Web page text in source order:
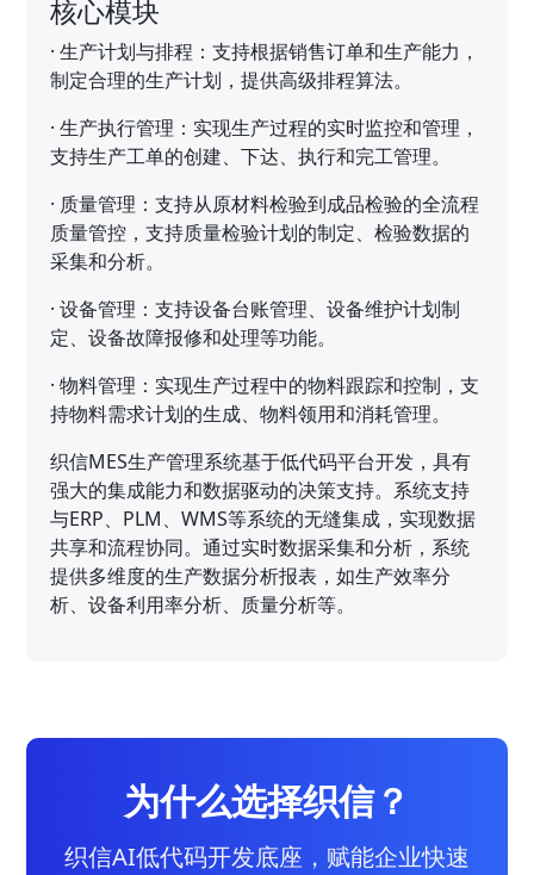
核心模块
·生产计划与排程：支持根据销售订单和生产能力，
制定合理的生产计划，提供高级排程算法。
·生产执行管理：实现生产过程的实时监控和管理，
支持生产工单的创建、下达、执行和完工管理。
· 质量管理：支持从原材料检验到成品检验的全流程
质量管控，支持质量检验计划的制定、检验数据的
采集和分析。
·设备管理：支持设备台账管理、设备维护计划制
定、设备故障报修和处理等功能。
·物料管理：实现生产过程中的物料跟踪和控制，支
持物料需求计划的生成、物料领用和消耗管理。
织信MES生产管理系统基于低代码平台开发，具有
强大的集成能力和数据驱动的决策支持。系统支持
与ERP、PLM、WMS等系统的无缝集成，实现数据
共享和流程协同。通过实时数据采集和分析，系统
提供多维度的生产数据分析报表，如生产效率分
析、设备利用率分析、质量分析等。
为什么选择织信？
织信AI低代码开发底座，赋能企业快速